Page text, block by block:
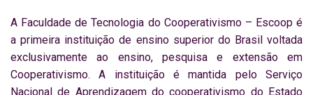
A Faculdade de Tecnologia do Cooperativismo – Escoop é
a primeira instituição de ensino superior do Brasil voltada
exclusivamente ao ensino, pesquisa e extensão em
Cooperativismo. A instituição é mantida pelo Serviço
Nacional de Aprendizagem do cooperativismo do Estado